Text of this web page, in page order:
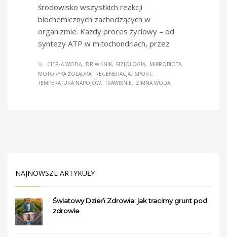
środowisko wszystkich reakcji
biochemicznych zachodzących w
organizmie. Każdy proces życiowy – od
syntezy ATP w mitochondriach, przez
CIEPŁA WODA DR WIŚNIK FIZJOLOGIA
MIKROBIOTA
MOTORYKA ŻOŁĄDKA
REGENERACJA
SPORT
TEMPERATURA NAPOJÓW TRAWIENIE ZIMNA WODA
NAJNOWSZE ARTYKUŁY
Światowy Dzień Zdrowia: jak tracimy grunt pod
zdrowie